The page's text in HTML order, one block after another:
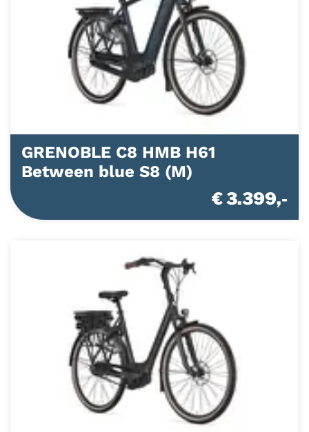
GRENOBLE C8 HMB H61
Between blue S8 (M)
€ 3.399,-